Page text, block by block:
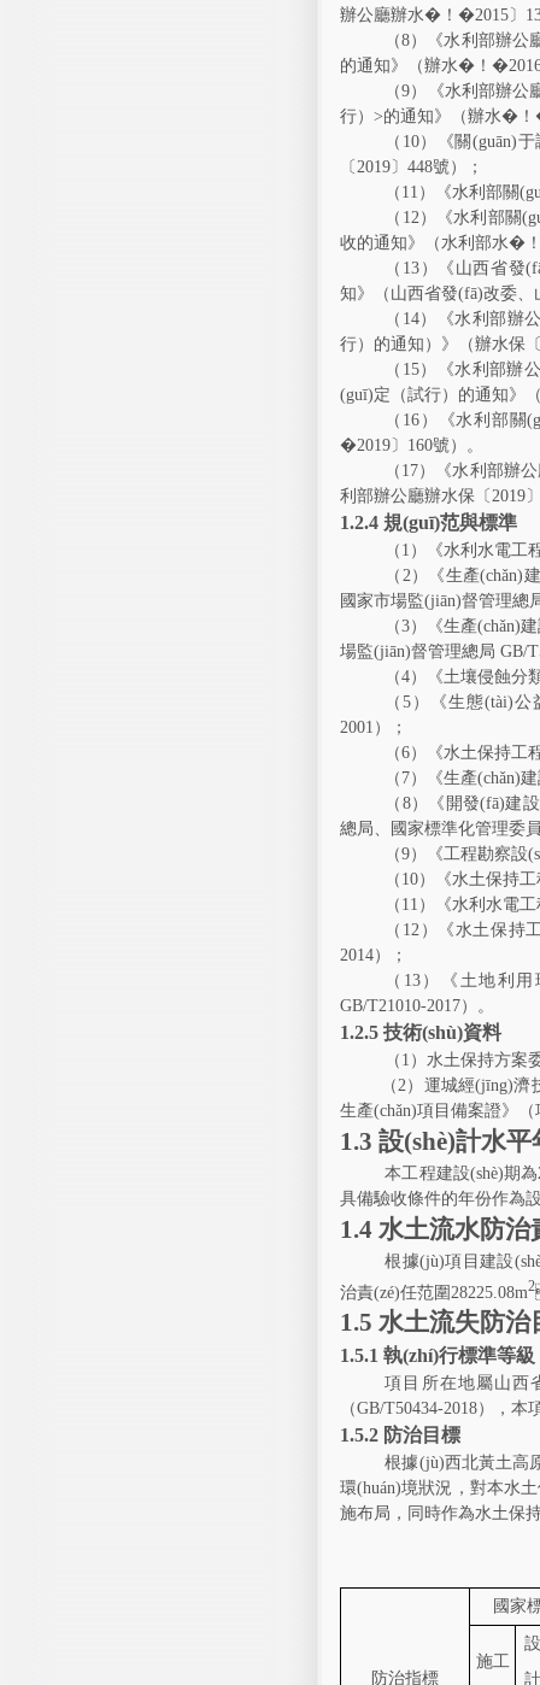
辦公廳辦水�！�2015 〕
（8）《水利部辦公
的通知》（辦水�！�
（9）《水利部辦公
行） >的通知》
（辦水�
（ 10）《關(guān)
〔 2019 〕 448號）；
（ 11 ）《水利部關
（ 12 ）《水利部關
收的通知》（水利部水�
（ 13）《山西省發
知》（山西省發(fā)改委
（ 14）《水利部辦
行）的通知）》（辦水保
（ 15）《水利部辦
(guī)定（試行）的通知》
（ 16 ）《水利部關
�2019 〕 160號）。
（ 17）《水利部辦
利部辦公廳辦水保〔 2019
1.2.4 規(guī)范與標準
（ 1 ）《水利水電工
（ 2 ）《生產(chǎn)
國家市場監(jiān)督管理總
（3）《生產(chǎn)建
場監(jiān)督管理總局 GB/
（4）《土壤侵蝕分
（5 ）《生態(tài)公
2001 ）；
（6）《水土保持工
（ 7）《生產(chǎn)
（ 8）《開發(fā)建
總局、國家標準化管理委
（9）《工程勘察設
（ 10）《水土保持
（ 11 ）《水利水電
（ 12 ）《水土保持
2014）；
（ 13）《土地利用
GB/T21010-2017）。
1.2.5 技術(shù)資料
（ 1 ）水土保持方案委
（ 2 ）運城經(jīng)濟
生產(chǎn)項目 備案證》（
1.3 設(shè)計水平
本工程建設(shè)期為
具備驗收條件的年份作為
1.4 水土流水防治
根據(jù)項目建設
治責(zé)任范圍 28225.08m2
1.5 水土流失防治
1.5.1 執(zhí)行標準等級
項目所在地屬山西
（GB/T50434-2018），本
1.5.2 防治目標
根據(jù)西北黃土高
環(huán)境狀況，對本
施布局，同時作為水土保
防治指標
國家
施工